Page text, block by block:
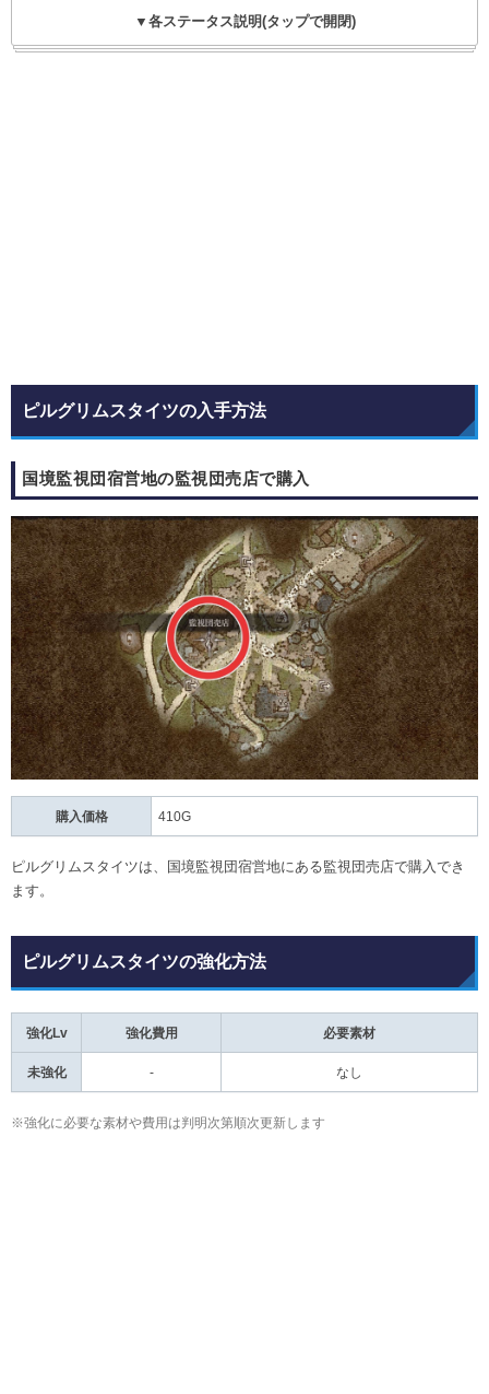
▼各ステータス説明(タップで開閉)
ピルグリムスタイツの入手方法
国境監視団宿営地の監視団売店で購入
購入価格 410G
ピルグリムスタイツは、国境監視団宿営地にある監視団売店で購入でき
ます。
ピルグリムスタイツの強化方法
強化Lv 強化費用 必要素材
未強化 - なし
※強化に必要な素材や費用は判明次第順次更新します